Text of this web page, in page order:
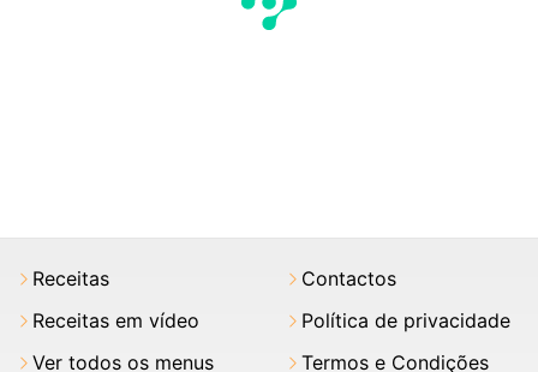
Receitas
Receitas em vídeo
Ver todos os menus
Contactos
Política de privacidade
Termos e Condições